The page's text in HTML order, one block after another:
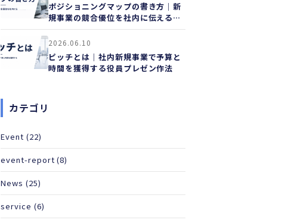
ポジショニングマップの書き方｜新
規事業の競合優位を社内に伝える実
践ガイド
2026.06.10
ピッチとは｜社内新規事業で予算と
時間を獲得する役員プレゼン作法
カテゴリ
Event (22)
event-report (8)
News (25)
service (6)